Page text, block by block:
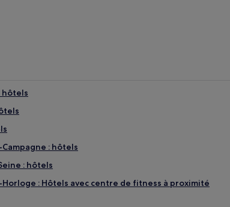
hôtels
: hôtels
: hôtels
Horloge : Hôtels avec centre de fitness à proximité